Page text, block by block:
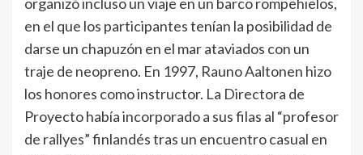
en el que los participantes tenían la posibilidad de
darse un chapuzón en el mar ataviados con un
traje de neopreno. En 1997, Rauno Aaltonen hizo
los honores como instructor. La Directora de
Proyecto había incorporado a sus filas al “profesor
de rallyes” finlandés tras un encuentro casual en